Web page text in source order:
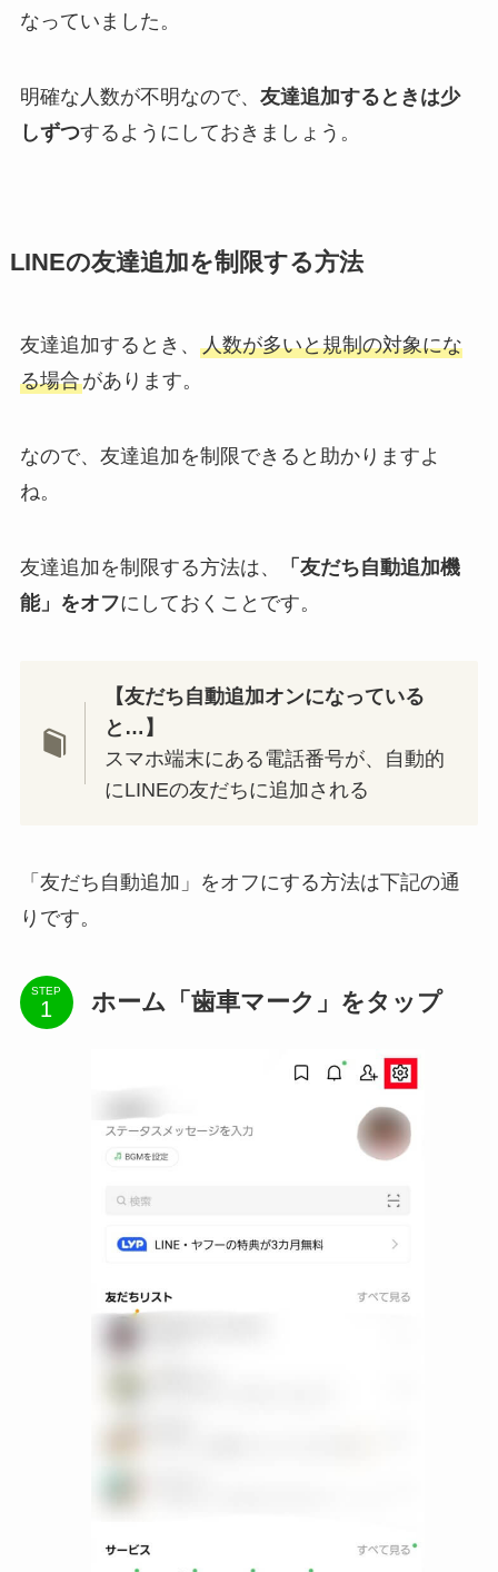
なっていました。
明確な人数が不明なので、 友達追加するときは少
しずつするようにしておきましょう。
LINEの友達追加を制限する方法
友達追加するとき、 人数が多いと規制の対象にな
る場合があります。
なので、友達追加を制限できると助かりますよ
ね。
友達追加を制限する方法は、
「友だち自動追加機
能」をオフにしておくことです。
【友だち自動追加オンになっている
と…】
スマホ端末にある電話番号が、自動的
にLINEの友だちに追加される
「友だち自動追加」をオフにする方法は下記の通
りです。
STEP ホーム「歯車マーク」をタップ